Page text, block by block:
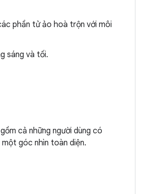
phần tử ảo hoà trộn với môi
sáng và tối.
cả những người dùng có
góc nhìn toàn diện.